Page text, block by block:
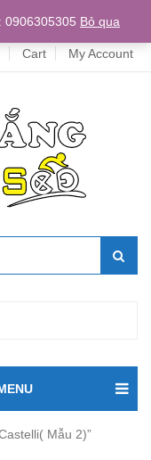
Cart My Account
Mẫu 2)”
0906305305 Bỏ qua